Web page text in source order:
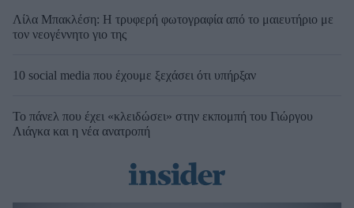
Λίλα Μπακλέση: Η τρυφερή φωτογραφία από το μαιευτήριο με
τον νεογέννητο γιο της
10 social media που έχουμε ξεχάσει ότι υπήρξαν
Το πάνελ που έχει «κλειδώσει» στην εκπομπή του Γιώργου
Λιάγκα και η νέα ανατροπή